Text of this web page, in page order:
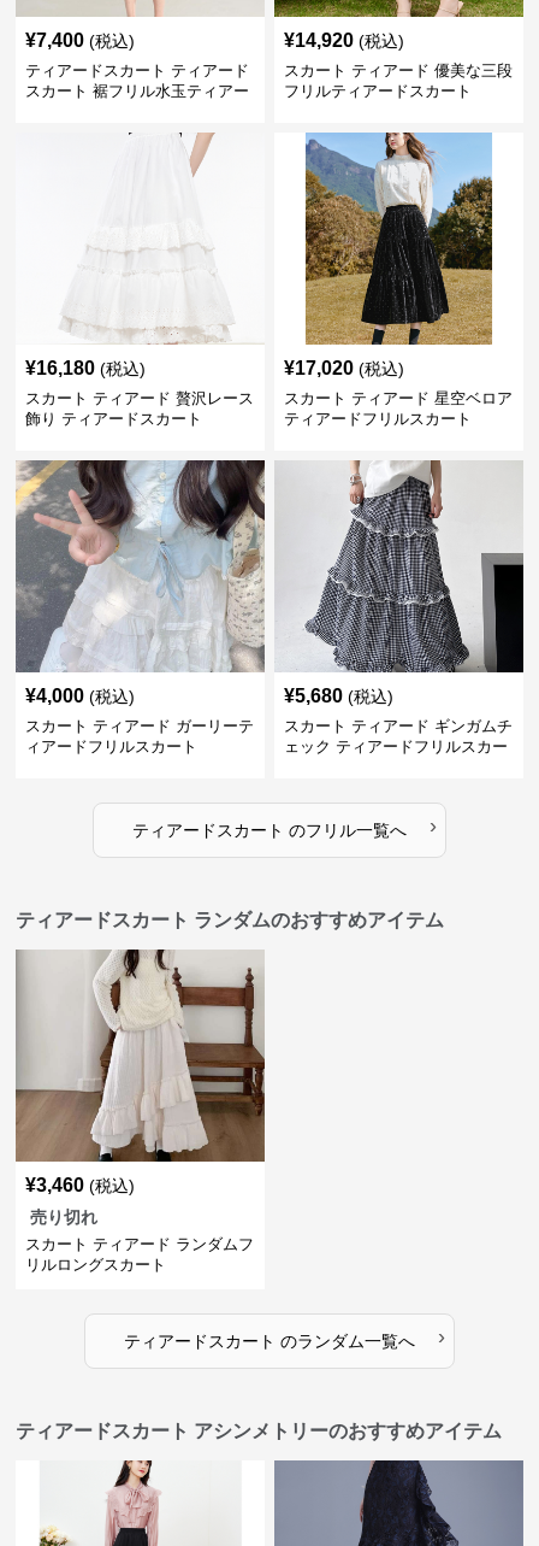
¥7,400 (税込)
ティアードスカート ティアード
スカート 裾フリル水玉ティアー
¥14,920 (税込)
スカート ティアード 優美な三段
フリルティアードスカート
¥16,180 (税込)
スカート ティアード 贅沢レース
飾り ティアードスカート
¥17,020 (税込)
スカート ティアード 星空ベロア
ティアードフリルスカート
¥4,000 (税込)
スカート ティアード ガーリーテ
ィアードフリルスカート
¥5,680 (税込)
スカート ティアード ギンガムチ
ェック ティアードフリルスカー
ティアードスカート のフリル一覧へ ›
ティアードスカート ランダムのおすすめアイテム
¥3,460 (税込)
売り切れ
スカート ティアード ランダムフ
リルロングスカート
ティアードスカート のランダム一覧へ ›
ティアードスカート アシンメトリーのおすすめアイテム